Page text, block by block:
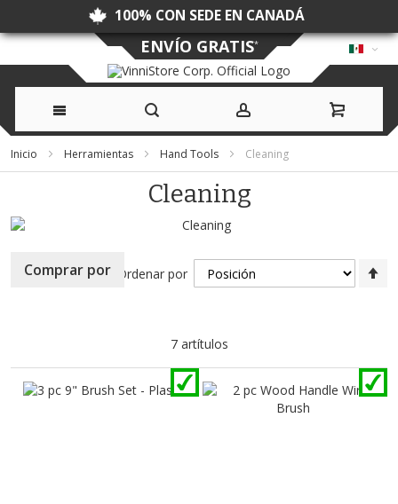
100% CON SEDE EN CANADÁ
Ir
ENVÍO GRATIS*
Inicio Herramientas Hand Tools Cleaning
Cleaning
7artítulos
Ordenar por
Comprar por